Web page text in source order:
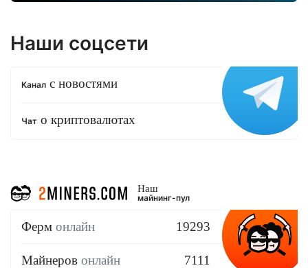
Наши соцсети
Канал с новостями
Чат о криптовалютах
Наш
майнинг-пул
Ферм онлайн 19293
Майнеров онлайн 7111